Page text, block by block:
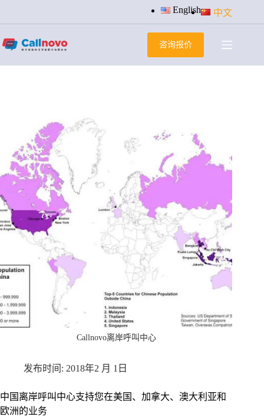
过
容
English 中文
咨询报价
Callnovo离岸呼叫中心
2018年2 月 1日
中国离岸呼叫中心支持您在美国、加拿大、澳大利亚和
欧洲的业务